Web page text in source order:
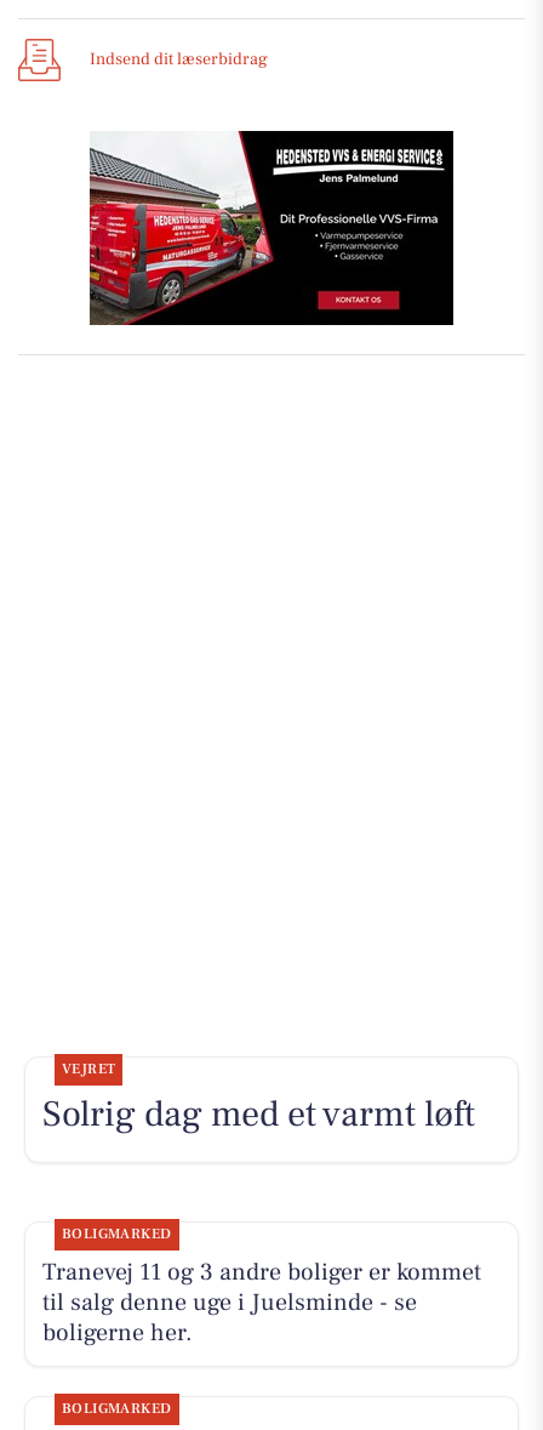
Indsend dit læserbidrag
VEJRET
Solrig dag med et varmt løft
BOLIGMARKED
Tranevej 11 og 3 andre boliger er kommet
til salg denne uge i Juelsminde - se
boligerne her.
BOLIGMARKED